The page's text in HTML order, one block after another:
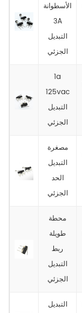
الأسطوانة
3A
التبديل
الجزئي
1a
125vac
التبديل
الجزئي
مصغرة
التبديل
الحد
الجزئي
محطة
طويلة
ربط
التبديل
الجزئي
التبديل